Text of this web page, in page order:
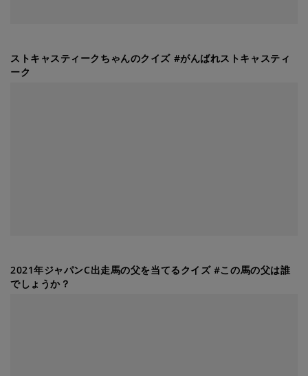
ストキャスティークちゃんのクイズ #がんばれストキャスティ
ーク
2021年ジャパンC出走馬の父を当てるクイズ #この馬の父は誰
でしょうか？